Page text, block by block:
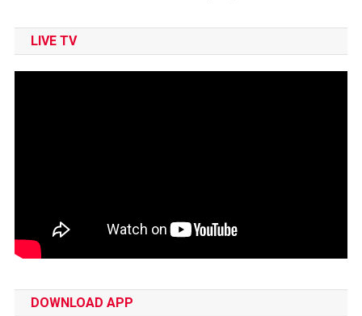
LIVE TV
DOWNLOAD APP